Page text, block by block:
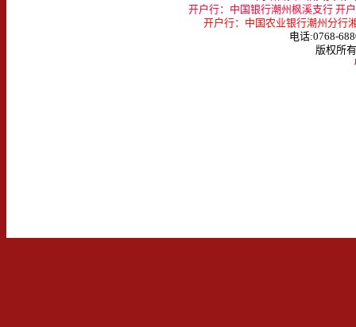
开户行：中国银行潮州枫溪支行 开
开户行：中国农业银行潮州分行
电话:0768-
版权所